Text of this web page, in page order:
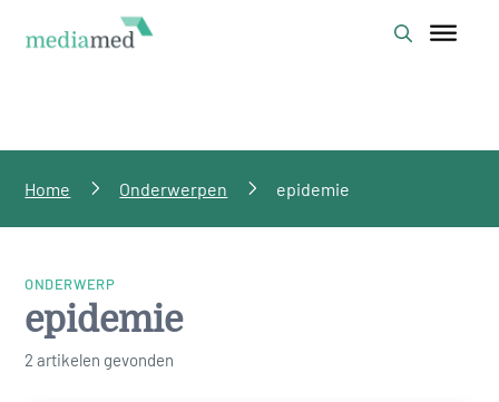
Home Onderwerpen epidemie
ONDERWERP
epidemie
2 artikelen gevonden